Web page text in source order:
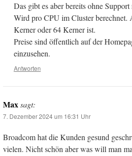
Das gibt es aber bereits ohne
Wird pro CPU im Cluster berechnet.
Kerner oder 64 Kerner ist.
Preise sind öffentlich auf der
einzusehen.
Antworten
Maxsagt:
7. Dezember 2024 um 16:31 Uhr
Broadcom hat die Kunden gesund
vielen. Nicht schön aber was will man